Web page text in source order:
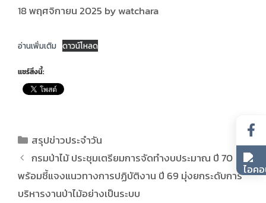
18 พฤศจิกายน 2025 bywatchara
อ่านเพิ่มเติม ดาวน์โหลด
แชร์สิ่งนี้:
สรุปข่าวประจำวัน
กรมป่าไม้ ประชุมเตรียมการจัดทำงบประมาณ ปี 70
พร้อมชี้แจงแนวทางการปฏิบัติงาน ปี 69 มุ่งยกระดับการ
บริหารงานป่าไม้อย่างเป็นระบบ